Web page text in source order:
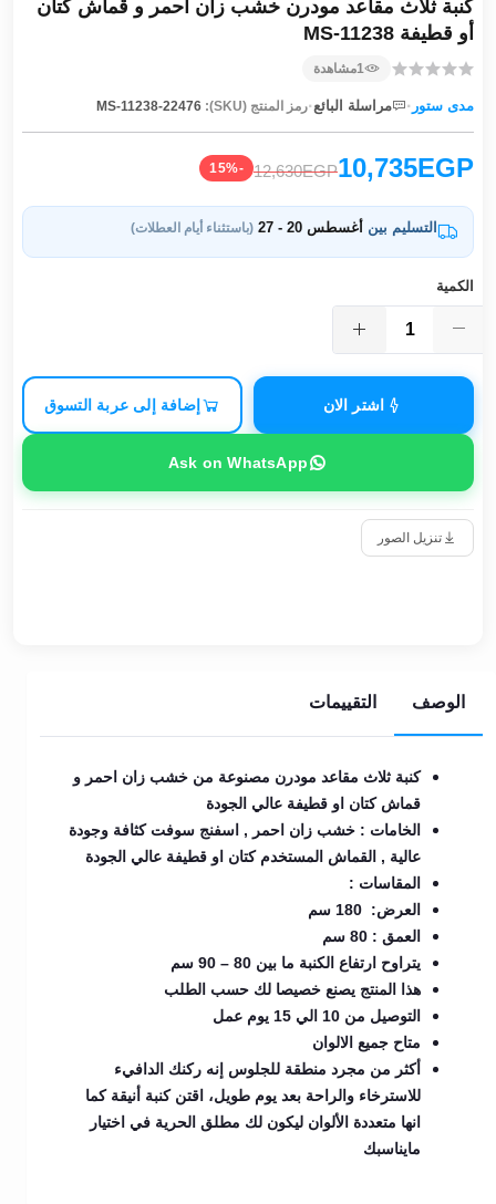
كنبة ثلاث مقاعد مودرن خشب زان أحمر و قماش كتان
أو قطيفة MS-11238
1مشاهدة
مدى ستور · مراسلة البائع·رمز المنتج (SKU): MS-11238-22476
10,735EGP
12,630EGP
-15%
التسليم بين أغسطس 20 - 27 (باستثناء أيام العطلات)
الكمية
اشتر الان إضافة إلى عربة التسوق
Ask on WhatsApp
تنزيل الصور
الوصف التقييمات
كنبة ثلاث مقاعد مودرن مصنوعة من خشب زان احمر و
قماش كتان او قطيفة عالي الجودة
الخامات : خشب زان احمر , اسفنج سوفت كثافة وجودة
عالية , القماش المستخدم كتان او قطيفة عالي الجودة
المقاسات :
العرض: 180 سم
العمق : 80 سم
يتراوح ارتفاع الكنبة ما بين 80 – 90 سم
هذا المنتج يصنع خصيصا لك حسب الطلب
التوصيل من 10 الي 15 يوم عمل
متاح جميع الالوان
أكثر من مجرد منطقة للجلوس إنه ركنك الدافيء
للاسترخاء والراحة بعد يوم طويل، اقتن كنبة أنيقة كما
انها متعددة الألوان ليكون لك مطلق الحرية في اختيار
مايناسبك